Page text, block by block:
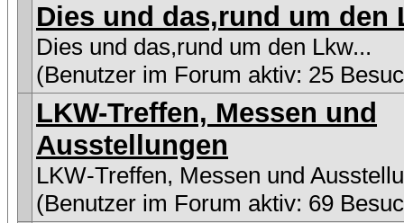
Dies und das,rund um den
Dies und das,rund um den Lkw...
(Benutzer im Forum aktiv: 25
LKW-Treffen, Messen und
Ausstellungen
LKW-Treffen, Messen und
(Benutzer im Forum aktiv: 69